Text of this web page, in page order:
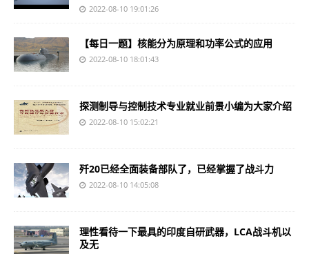
2022-08-10 19:01:26
【每日一题】核能分为原理和功率公式的应用
2022-08-10 18:01:43
探测制导与控制技术专业就业前景小编为大家介绍
2022-08-10 15:02:21
歼20已经全面装备部队了，已经掌握了战斗力
2022-08-10 14:05:08
理性看待一下最具的印度自研武器，LCA战斗机以
及无